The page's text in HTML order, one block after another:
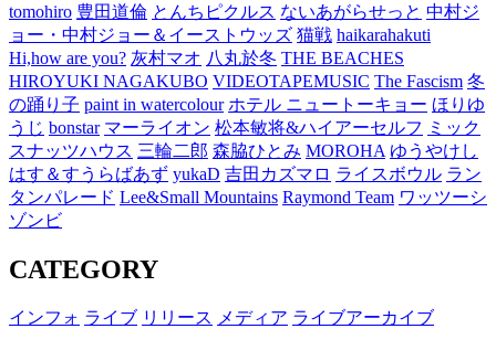
tomohiro 豊田道倫 とんちピクルス ないあがらせっと 中村ジ
ョー・中村ジョー＆イーストウッズ 猫戦 haikarahakuti
Hi,how are you? 灰村マオ 八丸於冬 THE BEACHES
HIROYUKI NAGAKUBO VIDEOTAPEMUSIC The Fascism 冬
の踊り子 paint in watercolour ホテル ニュートーキョー ほりゆ
うじ bonstar マーライオン 松本敏将&ハイアーセルフ ミック
スナッツハウス 三輪二郎 森脇ひとみ MOROHA ゆうやけし
はす＆すうらばあず yukaD 吉田カズマロ ライスボウル ラン
タンパレード Lee&Small Mountains Raymond Team ワッツーシ
ゾンビ
CATEGORY
インフォ ライブ リリース メディア ライブアーカイブ